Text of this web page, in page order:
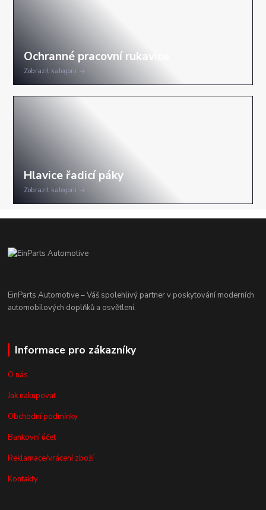
Zobrazit kategorii
Zobrazit kategorii
EinParts Automotive – Váš spolehlivý partner v poskytování moderních
automobilových doplňků a osvětlení.
Informace pro zákazníky
O nás
Jak nakupovat
Obchodní podmínky
Bankovní účet
Reklamace/vrácení zboží
Kontakty